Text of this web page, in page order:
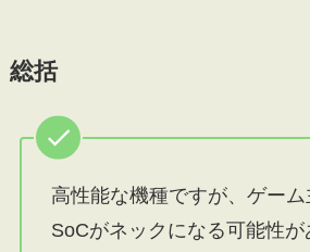
総括
高性能な機種ですが、ゲー
SoCがネックになる可能性が